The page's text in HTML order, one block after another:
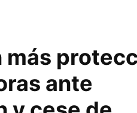
más
ante